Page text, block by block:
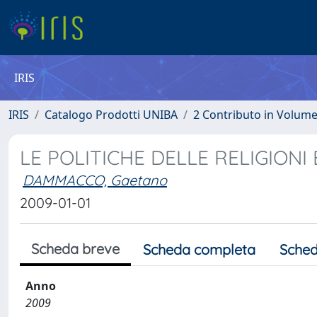
IRIS
IRIS Catalogo Prodotti UNIBA 2 Contributo in Volume
LE POLITICHE DELLE
DAMMACCO, Gaetano
2009-01-01
Scheda breve Scheda completa
Anno
2009